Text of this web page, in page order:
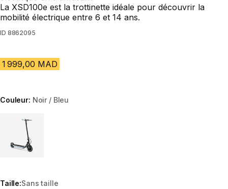
La XSD100e est la trottinette idéale pour découvrir la
mobilité électrique entre 6 et 14 ans.
ID 8862095
1 999,00 MAD
Couleur: Noir / Bleu
Choose a variant
Taille:Sans taille